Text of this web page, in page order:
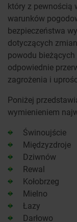
który z pewnością
warunków
bezpieczeństwa
dotyczących
powodu
odpowiednie
zagrożenia i
Poniżej
wymienieniem
Świnoujście
Międzyzdroje
Dziwnów
Rewal
Kołobrzeg
Mielno
Łazy
Darłowo